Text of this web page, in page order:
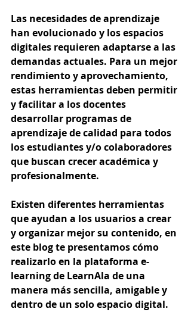
Las necesidades de aprendizaje
han evolucionado y los espacios
digitales requieren adaptarse a las
demandas actuales. Para un mejor
rendimiento y aprovechamiento,
estas herramientas deben permitir
y facilitar a los docentes
desarrollar programas de
aprendizaje de calidad para todos
los estudiantes y/o colaboradores
que buscan crecer académica y
profesionalmente.
Existen diferentes herramientas
que ayudan a los usuarios a crear
y organizar mejor su contenido, en
este blog te presentamos cómo
realizarlo en la plataforma e-
learning de LearnAla de una
manera más sencilla, amigable y
dentro de un solo espacio digital.